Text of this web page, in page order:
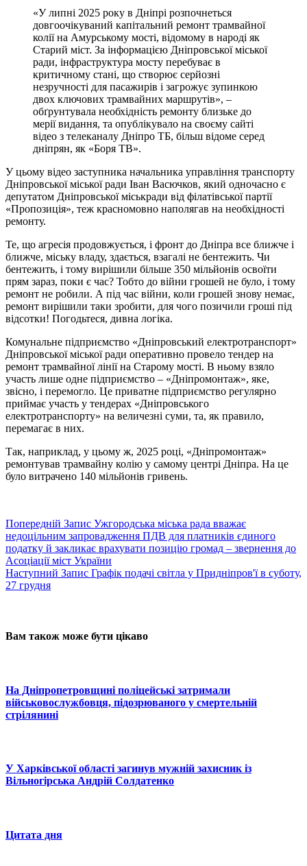
«У липні 2025 року в Дніпрі розпочнеться
довгоочікуваний капітальний ремонт трамвайної
колії на Амурському мості, відомому в народі як
Старий міст. За інформацією Дніпровської міської
ради, інфраструктура мосту перебуває в
критичному стані, що створює серйозні
незручності для пасажирів і загрожує зупинкою
двох ключових трамвайних маршрутів», –
обґрунтувала необхідність ремонту близьке до
мерії видання, та опублікувало на своєму сайті
відео з телеканалу Дніпро ТБ, більш відоме серед
дніпрян, як «Боря ТВ».
У цьому відео заступника начальника управління транспорту
Дніпровської міської ради Іван Васючков, який одночасно є
депутатом Дніпровської міськради від філатівської партії
«Пропозиція», теж красномовно наполягав на необхідності
ремонту.
Те, що агресія продовжується, і фронт до Дніпра все ближче і
ближче, міську владу, здається, взагалі не бентежить. Чи
бентежить, і тому вирішили більше 350 мільйонів освоїти
прям зараз, поки є час? Тобто до війни грошей не було, і тому
ремонт не робили. А під час війни, коли грошей знову немає,
ремонт вирішили таки зробити, для чого позичили гроші під
відсотки! Погодьтеся, дивна логіка.
Комунальне підприємство «Дніпровський електротранспорт»
Дніпровської міської ради оперативно провело тендер на
ремонт трамвайної лінії на Старому мості. В ньому взяло
участь лише одне підприємство – «Дніпромонтаж», яке,
звісно, і перемогло. Це приватне підприємство регулярно
приймає участь у тендерах «Дніпровського
електротранспорту» на величезні суми, та, як правило,
перемагає в них.
Так, наприклад, у цьому ж, 2025 році, «Дніпромонтаж»
ремонтував трамвайну колію у самому центрі Дніпра. На це
було витрачено 140 мільйонів гривень.
Попередній Запис Ужгородська міська рада вважає
недоцільним запровадження ПДВ для платників єдиного
податку й закликає врахувати позицію громад – звернення до
Асоціації міст України
Наступний Запис Графік подачі світла у Придніпров'ї в суботу,
27 грудня
Вам також може бути цікаво
На Дніпропетровщині поліцейські затримали
військовослужбовця, підозрюваного у смертельній
стрілянині
У Харківської області загинув мужній захисник із
Вільногірська Андрій Солдатенко
Цитата дня